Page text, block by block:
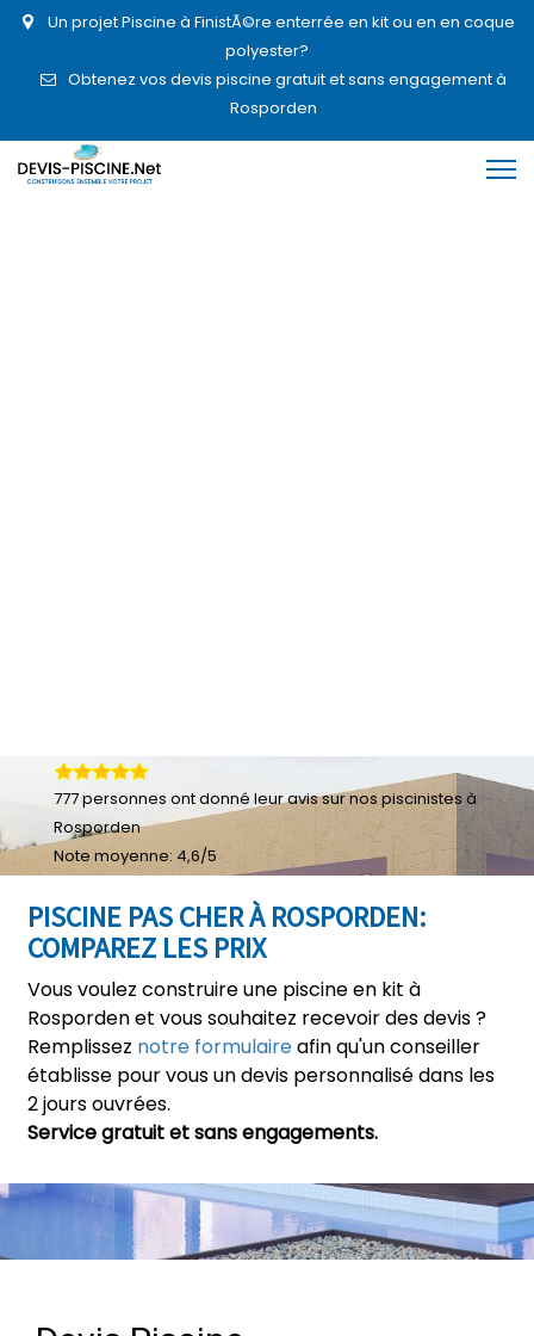
Un projet Piscine à FinistÃ©re enterrée en kit ou en en coque
polyester?
Obtenez vos devis piscine gratuit et sans engagement à
Rosporden
PISCINE PAS CHER À ROSPORDEN:
COMPAREZ LES PRIX
Vous voulez construire une piscine en kit à
Rosporden et vous souhaitez recevoir des devis ?
Remplissez notre formulaireafin qu'un conseiller
établisse pour vous un devis personnalisé dans les
2 jours ouvrées.
Service gratuit et sans engagements.
777personnes ont donné leuravis sur nos piscinistes à
Rosporden
Note moyenne: 4,6/5